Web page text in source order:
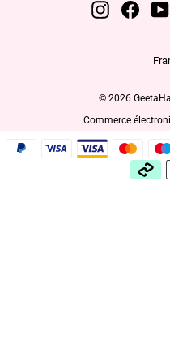
Instagram
© 2026
Commerce